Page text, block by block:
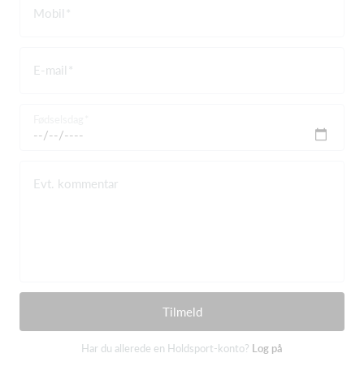
Mobil
E-mail
Evt. kommentar
Tilmeld
Har du allerede en Holdsport-konto? Log på